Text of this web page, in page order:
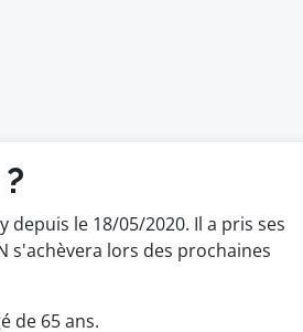
depuis le 18/05/2020. Il a pris ses
s'achèvera lors des prochaines
de 65 ans.